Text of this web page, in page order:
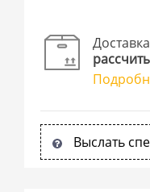
Выслать